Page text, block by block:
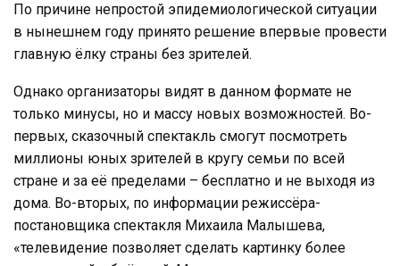
По причине непростой эпидемиологической ситуации
в нынешнем году принято решение впервые провести
главную ёлку страны без зрителей.
Однако организаторы видят в данном формате не
только минусы, но и массу новых возможностей. Во-
первых, сказочный спектакль смогут посмотреть
миллионы юных зрителей в кругу семьи по всей
стране и за её пределами – бесплатно и не выходя из
дома. Во-вторых, по информации режиссёра-
постановщика спектакля Михаила Малышева,
«телевидение позволяет сделать картинку более